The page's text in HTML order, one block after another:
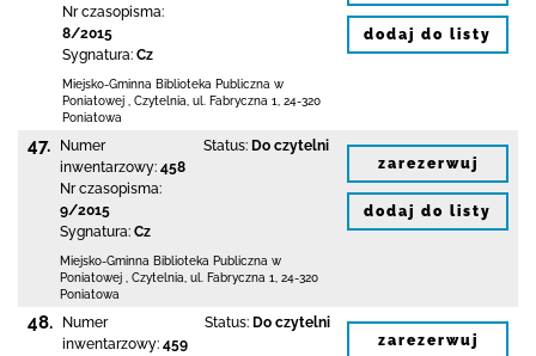
Nr czasopisma:
8/2015
Sygnatura: Cz
Miejsko-Gminna Biblioteka Publiczna w
Poniatowej
Czytelnia, ul. Fabryczna 1
24-320
Poniatowa
dodaj do listy
47.
Numer
inwentarzowy: 458
Nr czasopisma:
9/2015
Sygnatura: Cz
Status: Do czytelni
Miejsko-Gminna Biblioteka Publiczna w
Poniatowej
Czytelnia, ul. Fabryczna 1
24-320
Poniatowa
zarezerwuj
dodaj do listy
48.
Numer
inwentarzowy: 459
Status: Do czytelni
zarezerwuj